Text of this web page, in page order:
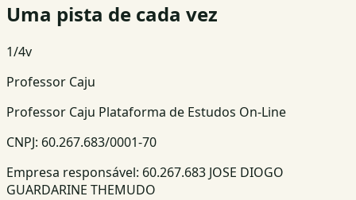
Uma pista de cada vez
1/4v
Professor Caju
Professor Caju Plataforma de Estudos On-Line
CNPJ: 60.267.683/0001-70
Empresa responsável: 60.267.683 JOSE DIOGO
GUARDARINE THEMUDO